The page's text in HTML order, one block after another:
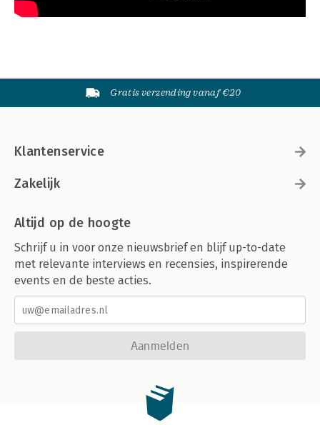
Gratis verzending vanaf €20
Klantenservice
Zakelijk
Altijd op de hoogte
Schrijf u in voor onze nieuwsbrief en blijf up-to-date
met relevante interviews en recensies, inspirerende
events en de beste acties.
Aanmelden